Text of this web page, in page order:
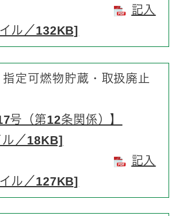
記入
ル／132KB]
定可燃物貯蔵・取扱廃止
号（第12条関係）】
／18KB]
記入
ル／127KB]